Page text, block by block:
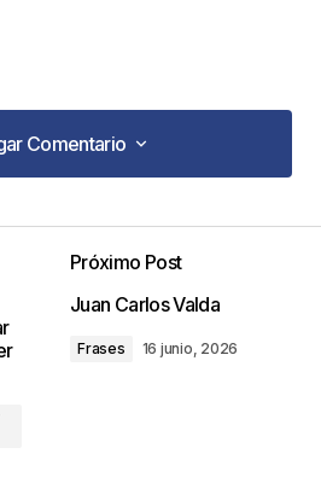
Comentario
Comentario
obligatorios están
Próximo Post
Juan Carlos Valda
Frases 16 junio, 2026